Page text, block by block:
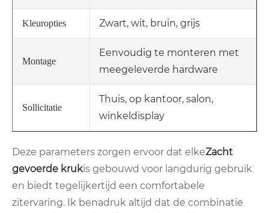
Kleuropties Zwart, wit, bruin, grijs
Montage
Eenvoudig te monteren met
meegeleverde hardware
Sollicitatie
Thuis, op kantoor, salon,
winkeldisplay
Deze parameters zorgen ervoor dat elkeZacht
gevoerde krukis gebouwd voor langdurig gebruik
en biedt tegelijkertijd een comfortabele
zitervaring. Ik benadruk altijd dat de combinatie